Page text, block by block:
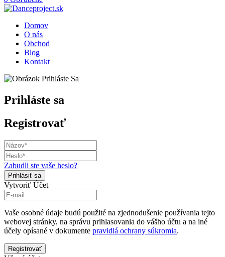
Domov
O nás
Obchod
Blog
Kontakt
Prihláste sa
Registrovať
Zabudli ste vaše heslo?
Vytvoriť Účet
Vaše osobné údaje budú použité na zjednodušenie používania tejto
webovej stránky, na správu prihlasovania do vášho účtu a na iné
účely opísané v dokumente pravidlá ochrany súkromia.